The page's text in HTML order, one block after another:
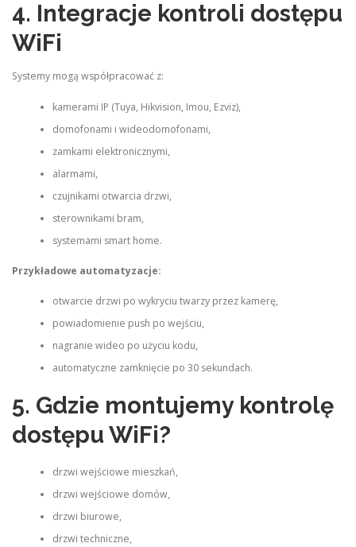
4. Integracje kontroli dostępu
WiFi
Systemy mogą współpracować z:
kamerami IP (Tuya, Hikvision, Imou, Ezviz),
domofonami i wideodomofonami,
zamkami elektronicznymi,
alarmami,
czujnikami otwarcia drzwi,
sterownikami bram,
systemami smart home.
Przykładowe automatyzacje:
otwarcie drzwi po wykryciu twarzy przez kamerę,
powiadomienie push po wejściu,
nagranie wideo po użyciu kodu,
automatyczne zamknięcie po 30 sekundach.
5. Gdzie montujemy kontrolę
dostępu WiFi?
drzwi wejściowe mieszkań,
drzwi wejściowe domów,
drzwi biurowe,
drzwi techniczne,